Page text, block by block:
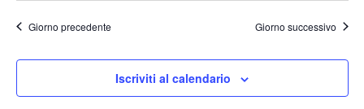
Giorno precedente Giorno successivo
Iscriviti al calendario